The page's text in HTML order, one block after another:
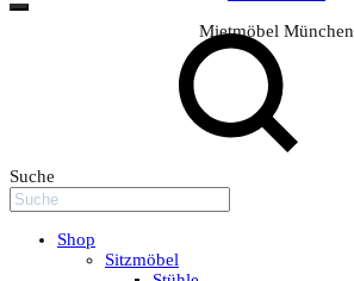
Mietmöbel München
Suche
Shop
Sitzmöbel